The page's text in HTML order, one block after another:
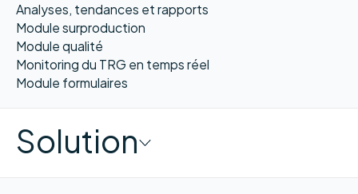
Analyses, tendances et rapports
Module surproduction
Module qualité
Monitoring du TRG en temps réel
Module formulaires
Solution